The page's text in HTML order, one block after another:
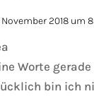
November 2018 um
Worte
bin ich